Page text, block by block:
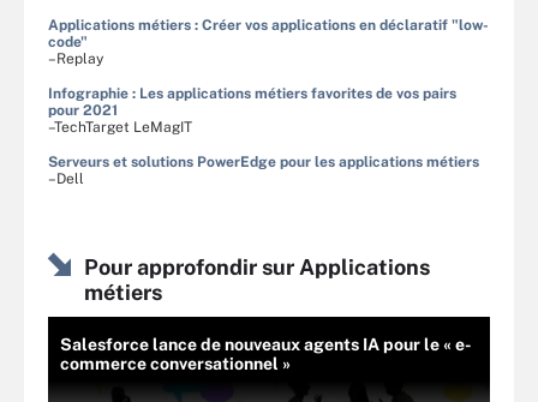
Applications métiers : Créer vos applications en déclaratif "low-
code"
–Replay
Infographie : Les applications métiers favorites de vos pairs
pour 2021
–TechTarget LeMagIT
Serveurs et solutions PowerEdge pour les applications métiers
–Dell
Pour approfondir sur Applications
métiers
Salesforce lance de nouveaux agents IA pour le « e-
commerce conversationnel »